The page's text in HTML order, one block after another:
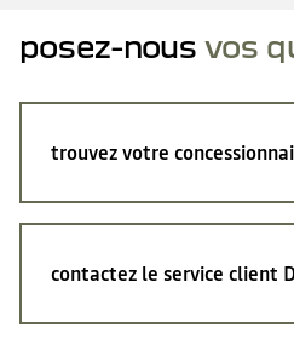
posez-nous vos
trouvez votre
contactez le service client